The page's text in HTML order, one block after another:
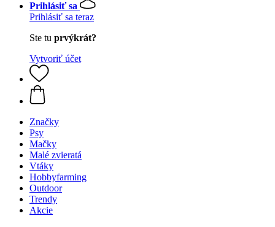
Prihlásiť sa
Prihlásiť sa teraz
Ste tu prvýkrát?
Vytvoriť účet
Značky
Psy
Mačky
Malé zvieratá
Vtáky
Hobbyfarming
Outdoor
Trendy
Akcie